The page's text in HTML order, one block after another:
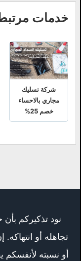
خدمات
شركة تسليك
مجاري بالاحساء
خصم 25%
نود تذكيركم
تجاهله أو
أو نسبته لأنفسكم